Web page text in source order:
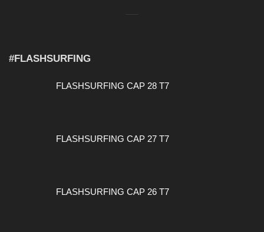
#FLASHSURFING
FLASHSURFING CAP 28 T7
FLASHSURFING CAP 27 T7
FLASHSURFING CAP 26 T7